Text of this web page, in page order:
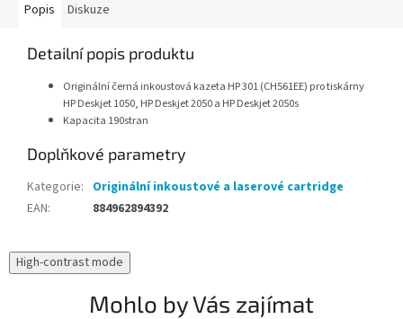
Popis Diskuze
Detailní popis produktu
Originální černá inkoustová kazeta HP 301 (CH561EE) pro tiskárny
HP Deskjet 1050, HP Deskjet 2050 a HP Deskjet 2050s
Kapacita 190stran
Doplňkové parametry
Kategorie: Originální inkoustové a laserové cartridge
EAN: 884962894392
High-contrast mode
Mohlo by Vás zajímat